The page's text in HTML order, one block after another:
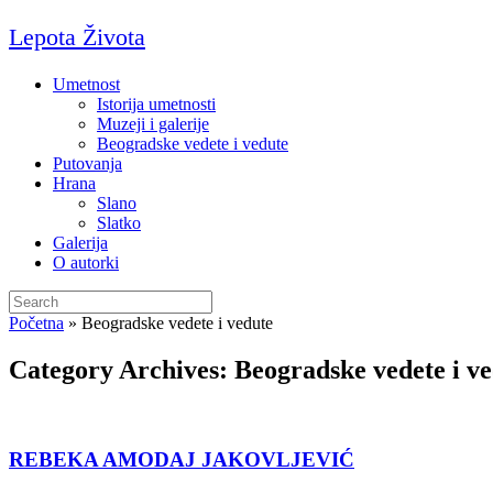
Skip
to
Lepota Života
Umetnost
Istorija umetnosti
Muzeji i galerije
Beogradske vedete i vedute
Putovanja
Hrana
Slano
Slatko
Galerija
O autorki
Search
for:
Početna » Beogradske vedete i vedute
Category Archives: Beogradske vedete i
REBEKA AMODAJ JAKOVLJEVIĆ